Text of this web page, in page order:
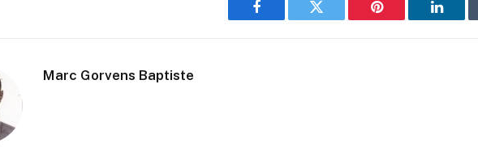
Facebook Twitter Pinterest
Marc Gorvens Baptiste